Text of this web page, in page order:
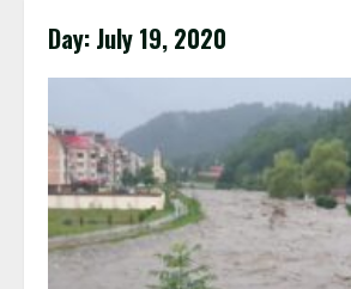
Day: July 19, 2020